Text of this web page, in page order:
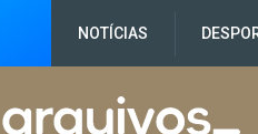
NOTÍCIAS